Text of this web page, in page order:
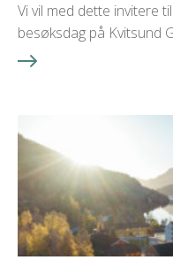
Vi vil med dette invitere
besøksdag på Kvitsund